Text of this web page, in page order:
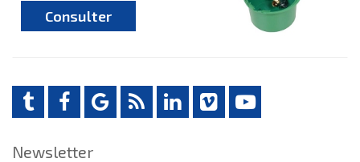
Consulter
Newsletter